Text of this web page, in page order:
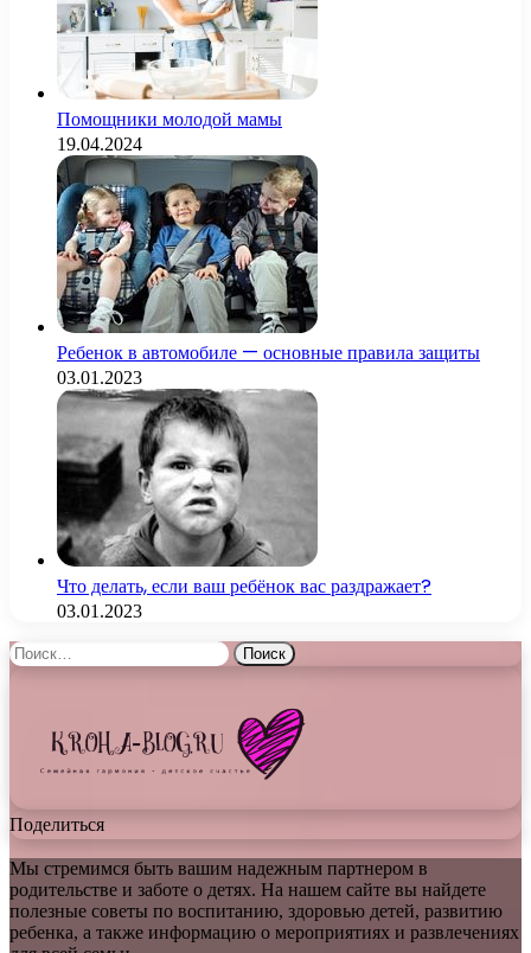
Помощники молодой мамы
19.04.2024
Ребенок в автомобиле — основные правила защиты
03.01.2023
Что делать, если ваш ребёнок вас раздражает?
03.01.2023
Найти:
Поделиться
Мы стремимся быть вашим надежным партнером в
родительстве и заботе о детях. На нашем сайте вы найдете
полезные советы по воспитанию, здоровью детей, развитию
ребенка, а также информацию о мероприятиях и развлечениях